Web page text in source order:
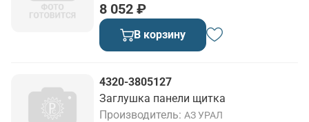
8 052 ₽
В корзину
4320-3805127
Заглушка панели щитка
Производитель АЗ УРАЛ